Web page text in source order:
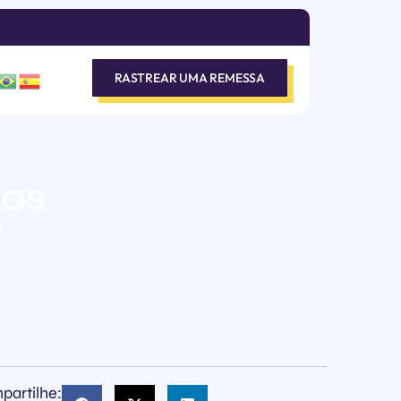
RASTREAR UMA REMESSA